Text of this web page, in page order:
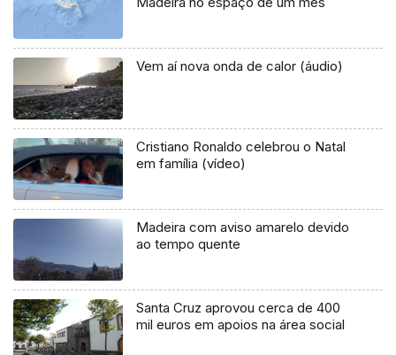
Vem aí nova onda de calor (áudio)
Cristiano Ronaldo celebrou o Natal
em família (vídeo)
Madeira com aviso amarelo devido
ao tempo quente
Santa Cruz aprovou cerca de 400
mil euros em apoios na área social